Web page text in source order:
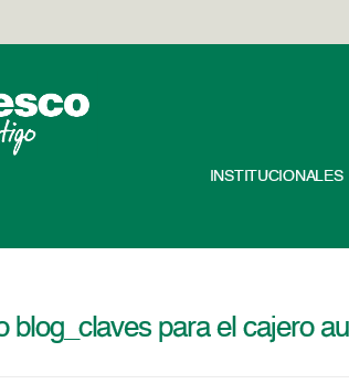
INSTITUCIONALES
blog_claves para el cajero